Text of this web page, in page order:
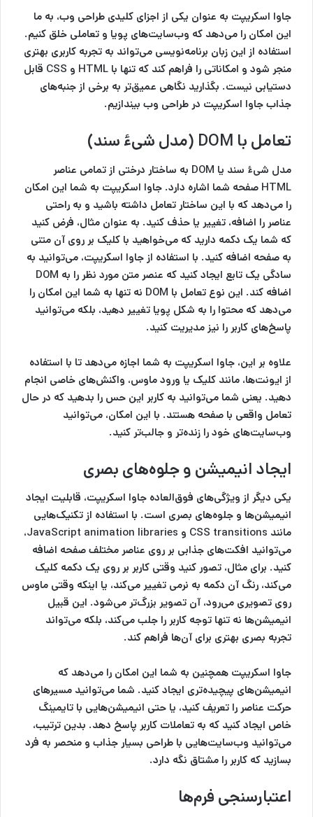
جاوا اسکریپت به عنوان یکی از اجزای کلیدی طراحی وب، به ما
این امکان را می‌دهد که وب‌سایت‌های پویا و تعاملی خلق کنیم.
استفاده از این زبان برنامه‌نویسی می‌تواند به تجربه کاربری بهتری
منجر شود و امکاناتی را فراهم کند که تنها با HTML و CSS قابل
دستیابی نیست. بگذارید نگاهی عمیق‌تر به برخی از جنبه‌های
جذاب جاوا اسکریپت در طراحی وب بیندازیم.
تعامل با DOM (مدل شیءٔ سند)
مدل شیءٔ سند یا DOM به ساختار درختی از تمامی عناصر
HTML صفحه شما اشاره دارد. جاوا اسکریپت به شما این امکان
را می‌دهد که با این ساختار تعامل داشته باشید و به راحتی
عناصر را اضافه، تغییر یا حذف کنید. به عنوان مثال، فرض کنید
که شما یک دکمه دارید که می‌خواهید با کلیک بر روی آن متنی
به صفحه اضافه کنید. با استفاده از جاوا اسکریپت، می‌توانید به
سادگی یک تابع ایجاد کنید که عنصر متن مورد نظر را به DOM
اضافه کند. این نوع تعامل با DOM نه تنها به شما این امکان را
می‌دهد که محتوا را به شکل پویا تغییر دهید، بلکه می‌توانید
پاسخ‌های کاربر را نیز مدیریت کنید.
علاوه بر این، جاوا اسکریپت به شما اجازه می‌دهد تا با استفاده
از ایونت‌ها، مانند کلیک یا ورود ماوس، واکنش‌های خاصی انجام
دهید. یعنی شما می‌توانید به کاربر این حس را بدهید که در حال
تعامل واقعی با صفحه هستند. با این امکان، می‌توانید
وب‌سایت‌های خود را زنده‌تر و جالب‌تر کنید.
ایجاد انیمیشن و جلوه‌های بصری
یکی دیگر از ویژگی‌های فوق‌العاده جاوا اسکریپت، قابلیت ایجاد
انیمیشن‌ها و جلوه‌های بصری است. با استفاده از تکنیک‌هایی
مانند CSS transitions و JavaScript animation libraries،
می‌توانید افکت‌های جذابی بر روی عناصر مختلف صفحه اضافه
کنید. برای مثال، تصور کنید وقتی کاربر بر روی یک دکمه کلیک
می‌کند، رنگ آن دکمه به نرمی تغییر می‌کند، یا اینکه وقتی ماوس
روی تصویری می‌رود، آن تصویر بزرگ‌تر می‌شود. این قبیل
انیمیشن‌ها نه تنها توجه کاربر را جلب می‌کند، بلکه می‌تواند
تجربه بصری بهتری برای آن‌ها فراهم کند.
جاوا اسکریپت همچنین به شما این امکان را می‌دهد که
انیمیشن‌های پیچیده‌تری ایجاد کنید. شما می‌توانید مسیرهای
حرکت عناصر را تعریف کنید، یا حتی انیمیشن‌هایی با تایمینگ
خاص ایجاد کنید که به تعاملات کاربر پاسخ دهد. بدین ترتیب،
می‌توانید وب‌سایت‌هایی با طراحی بسیار جذاب و منحصر به فرد
بسازید که کاربر را مشتاق نگه دارد.
اعتبارسنجی فرم‌ها